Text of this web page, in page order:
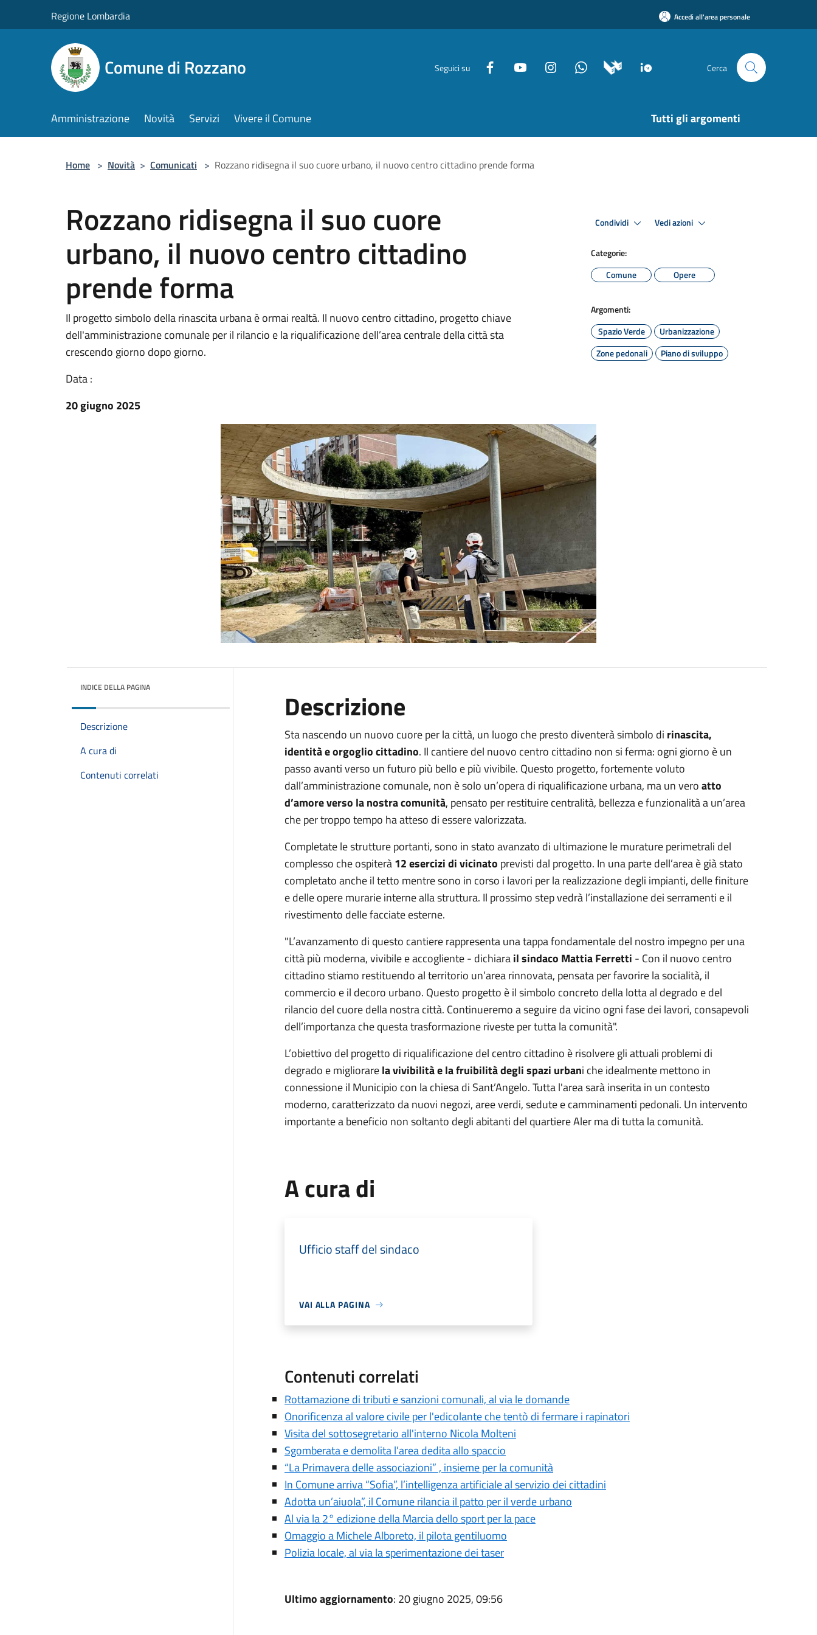
Regione Lombardia Accedi all'area personale
Comune di Rozzano Seguici su Cerca
Amministrazione Novità Servizi Vivere il Comune Tutti gli argomenti
Home > Novità > Comunicati > Rozzano ridisegna il suo cuore urbano, il nuovo centro cittadino prende forma
Rozzano ridisegna il suo cuore
urbano, il nuovo centro cittadino
prende forma
Il progetto simbolo della rinascita urbana è ormai realtà. Il nuovo centro cittadino, progetto chiave
dell'amministrazione comunale per il rilancio e la riqualificazione dell’area centrale della città sta
crescendo giorno dopo giorno.
Data :
20 giugno 2025
Condividi Vedi azioni
Categorie:
Comune
Opere
Argomenti:
Spazio Verde
Urbanizzazione
Zone pedonali
Piano di sviluppo
INDICE DELLA PAGINA
Descrizione
A cura di
Contenuti correlati
Descrizione
Sta nascendo un nuovo cuore per la città, un luogo che presto diventerà simbolo di rinascita,
identità e orgoglio cittadino. Il cantiere del nuovo centro cittadino non si ferma: ogni giorno è un
passo avanti verso un futuro più bello e più vivibile. Questo progetto, fortemente voluto
dall’amministrazione comunale, non è solo un’opera di riqualificazione urbana, ma un veroatto
d’amore verso la nostra comunità, pensato per restituire centralità, bellezza e funzionalità a un’area
che per troppo tempo ha atteso di essere valorizzata.
Completate le strutture portanti, sono in stato avanzato di ultimazione le murature perimetrali del
complesso che ospiterà12 esercizi di vicinato previsti dal progetto. In una parte dell’area è già stato
completato anche il tetto mentre sono in corso i lavori per la realizzazione degli impianti, delle finiture
e delle opere murarie interne alla struttura. Il prossimo step vedrà l’installazione dei serramenti e il
rivestimento delle facciate esterne.
"L’avanzamento di questo cantiere rappresenta una tappa fondamentale del nostro impegno per una
città più moderna, vivibile e accogliente - dichiarail sindaco Mattia Ferretti - Con il nuovo centro
cittadino stiamo restituendo al territorio un’area rinnovata, pensata per favorire la socialità, il
commercio e il decoro urbano. Questo progetto è il simbolo concreto della lotta al degrado e del
rilancio del cuore della nostra città. Continueremo a seguire da vicino ogni fase dei lavori, consapevoli
dell’importanza che questa trasformazione riveste per tutta la comunità".
L’obiettivo del progetto di riqualificazione del centro cittadino è risolvere gli attuali problemi di
degrado e migliorarela vivibilità e la fruibilità degli spazi urbani che idealmente mettono in
connessione il Municipio con la chiesa di Sant’Angelo. Tutta l'area sarà inserita in un contesto
moderno, caratterizzato da nuovi negozi, aree verdi, sedute e camminamenti pedonali. Un intervento
importante a beneficio non soltanto degli abitanti del quartiere Aler ma di tutta la comunità.
A cura di
Ufficio staff del sindaco
VAI ALLA PAGINA
Contenuti correlati
Rottamazione di tributi e sanzioni comunali, al via le domande
Onorificenza al valore civile per l'edicolante che tentò di fermare i rapinatori
Visita del sottosegretario all'interno Nicola Molteni
Sgomberata e demolita l’area dedita allo spaccio
“La Primavera delle associazioni” , insieme per la comunità
In Comune arriva “Sofia”, l’intelligenza artificiale al servizio dei cittadini
Adotta un’aiuola”, il Comune rilancia il patto per il verde urbano
Al via la 2° edizione della Marcia dello sport per la pace
Omaggio a Michele Alboreto, il pilota gentiluomo
Polizia locale, al via la sperimentazione dei taser
Ultimo aggiornamento: 20 giugno 2025, 09:56